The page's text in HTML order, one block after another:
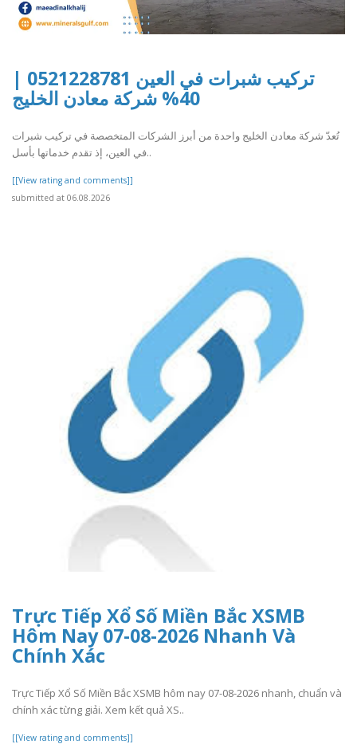
تركيب شبرات في العين 0521228781 |
40% شركة معادن الخليج
تُعدّ شركة معادن الخليج واحدة من أبرز الشركات المتخصصة في تركيب شبرات
في العين، إذ تقدم خدماتها بأسل..
[[View rating and comments]]
submitted at 06.08.2026
Trực Tiếp Xổ Số Miền Bắc XSMB
Hôm Nay 07-08-2026 Nhanh Và
Chính Xác
Trực Tiếp Xổ Số Miền Bắc XSMB hôm nay 07-08-2026 nhanh, chuẩn và
chính xác từng giải. Xem kết quả XS..
[[View rating and comments]]